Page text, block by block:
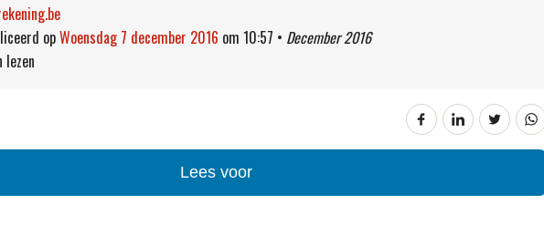
op woensdag 7 december 2016 om 10:57 • December 2016
lezen
Lees voor